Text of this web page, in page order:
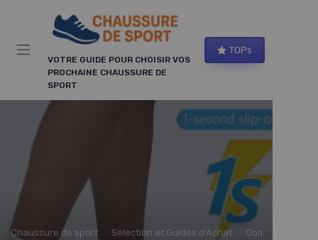
VOTRE GUIDE POUR CHOISIR VOS
PROCHAINE CHAUSSURE DE
SPORT
TOPs
Chaussure de sport Sélection et Guides d'Achat Comparatifs et